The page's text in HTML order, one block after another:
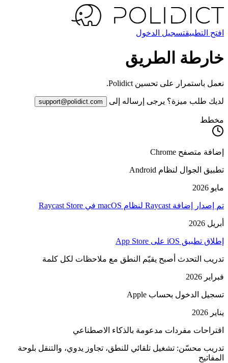
افتح التطبيقتسجيل الدخول
خارطة الطريق
نعمل باستمرار على تحسين Polidict.
لديك طلب ميزة؟ يرجى إرساله إلى support@polidict.com
مخطط
إضافة متصفح Chrome
تطبيق الجوال لنظام Android
مايو 2026
تم إصدار إضافة Raycast لنظام macOS في Raycast Store
أبريل 2026
إطلاق تطبيق iOS على App Store
تدريب التحدث أصبح يقيّم النطق مع ملاحظات لكل كلمة
فبراير 2026
تسجيل الدخول بحساب Apple
يناير 2026
اقتراحات مفردات مدعومة بالذكاء الاصطناعي
تدريب محسّن: تشغيل تلقائي للنطق، تجاوز يدوي، والتنقل بلوحة
المفاتيح